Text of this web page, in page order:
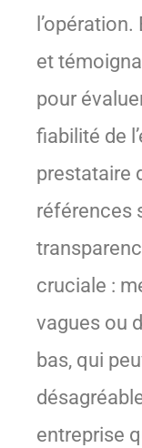
et
pour
fiabilité de
prestataire
références
cruciale :
vagues ou
bas, qui
entreprise